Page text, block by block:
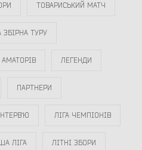
ТОВАРИСЬКИЙ МАТЧ
ТУРУ
ЛЕГЕНДИ
ПАРТНЕРИ
ЛІГА ЧЕМПІОНІВ
ЛІГА ЛІТНІ ЗБОРИ